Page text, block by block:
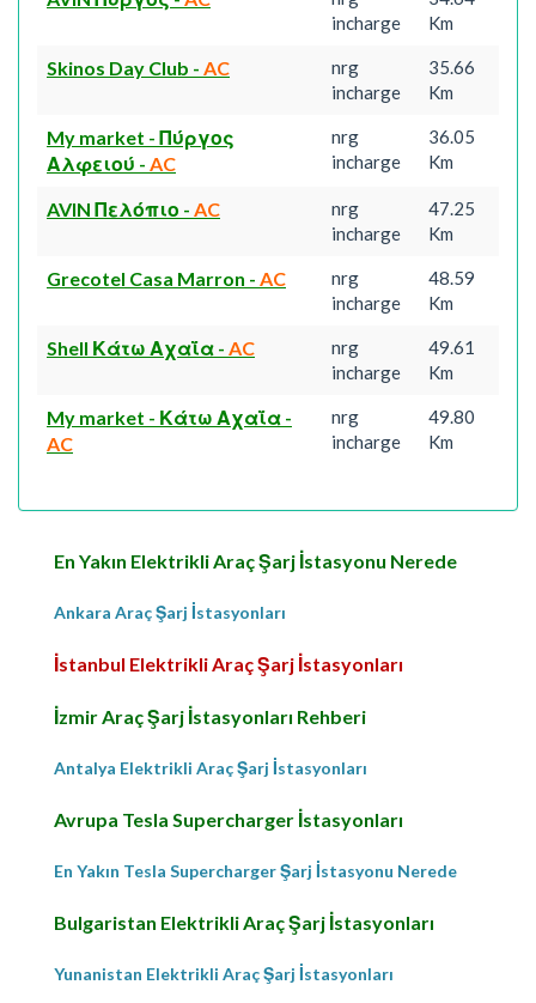
incharge
Km
Skinos Day Club - AC
nrg
incharge
35.66
Km
My market - Πύργος
Αλφειού - AC
nrg
incharge
36.05
Km
AVIN Πελόπιο - AC
nrg
incharge
47.25
Km
Grecotel Casa Marron - AC
nrg
incharge
48.59
Km
Shell Κάτω Αχαΐα - AC
nrg
incharge
49.61
Km
My market - Κάτω Αχαΐα -
AC
nrg
incharge
49.80
Km
En Yakın Elektrikli Araç Şarj İstasyonu Nerede
Ankara Araç Şarj İstasyonları
İstanbul Elektrikli Araç Şarj İstasyonları
İzmir Araç Şarj İstasyonları Rehberi
Antalya Elektrikli Araç Şarj İstasyonları
Avrupa Tesla Supercharger İstasyonları
En Yakın Tesla Supercharger Şarj İstasyonu Nerede
Bulgaristan Elektrikli Araç Şarj İstasyonları
Yunanistan Elektrikli Araç Şarj İstasyonları